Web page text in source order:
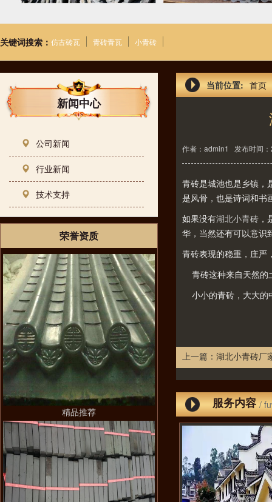
关键词搜索： 仿古砖瓦 青砖青瓦 小青砖
新闻中心
公司新闻
行业新闻
技术支持
荣誉资质
精品推荐
当前位置: 首页
作者：admin1 发布时间
青砖是城池也是乡镇，
是风骨，也是诗词和书
如果没有湖北小青砖
华，当然还有可以意识
青砖表现的稳重，庄严
青砖这种来自天然的
小小的青砖，大大的
上一篇： 湖北小青砖厂
服务内容 /